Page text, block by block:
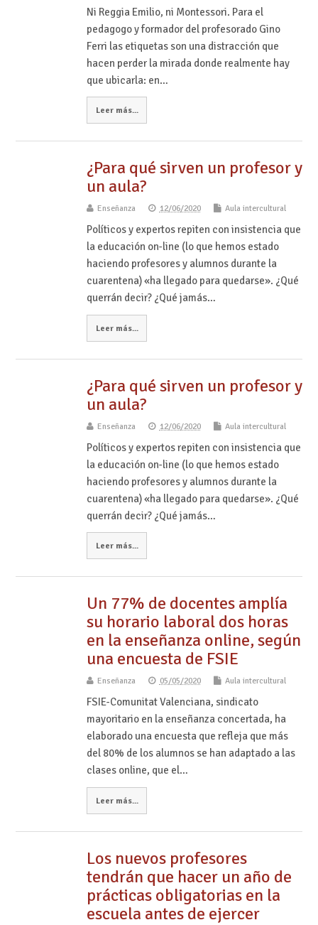
Ni Reggia Emilio, ni Montessori. Para el
pedagogo y formador del profesorado Gino
Ferri las etiquetas son una distracción que
hacen perder la mirada donde realmente hay
que ubicarla: en…
Leer más...
¿Para qué sirven un profesor y
un aula?
Enseñanza 12/06/2020 Aula intercultural
Políticos y expertos repiten con insistencia que
la educación on-line (lo que hemos estado
haciendo profesores y alumnos durante la
cuarentena) «ha llegado para quedarse». ¿Qué
querrán decir? ¿Qué jamás…
Leer más...
¿Para qué sirven un profesor y
un aula?
Enseñanza 12/06/2020 Aula intercultural
Políticos y expertos repiten con insistencia que
la educación on-line (lo que hemos estado
haciendo profesores y alumnos durante la
cuarentena) «ha llegado para quedarse». ¿Qué
querrán decir? ¿Qué jamás…
Leer más...
Un 77% de docentes amplía
su horario laboral dos horas
en la enseñanza online, según
una encuesta de FSIE
Enseñanza 05/05/2020 Aula intercultural
FSIE-Comunitat Valenciana, sindicato
mayoritario en la enseñanza concertada, ha
elaborado una encuesta que refleja que más
del 80% de los alumnos se han adaptado a las
clases online, que el…
Leer más...
Los nuevos profesores
tendrán que hacer un año de
prácticas obligatorias en la
escuela antes de ejercer